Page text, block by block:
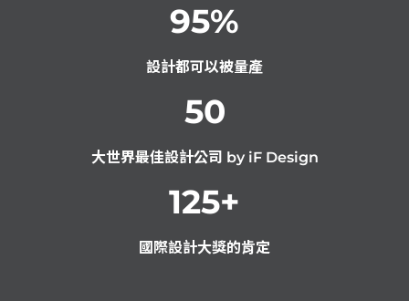
95%
設計都可以被量產
50
大世界最佳設計公司 by iF Design
125+
國際設計大獎的肯定